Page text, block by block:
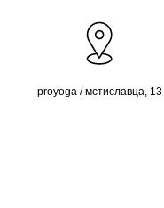
proyoga / мстиславца, 13